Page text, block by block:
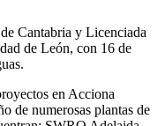
Cantabria y Licenciada
de León, con 16 de
en Acciona
de numerosas plantas de